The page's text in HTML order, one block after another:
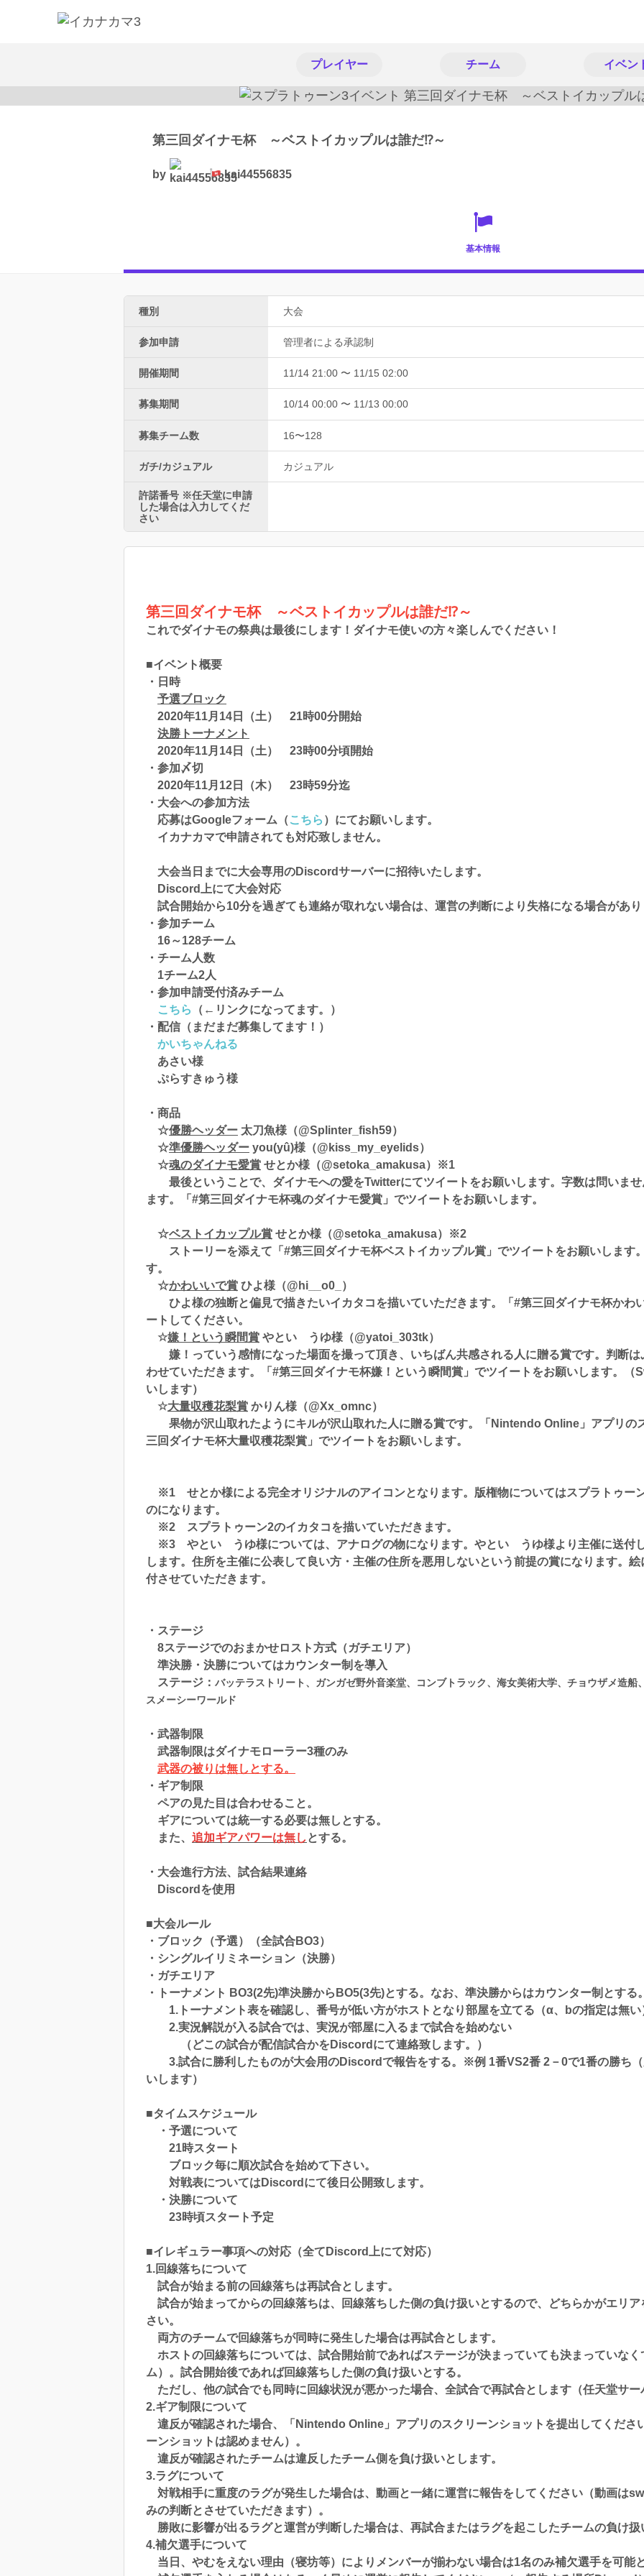
プレイヤー チーム イベン
第三回ダイナモ杯 ～ベストイカップルは誰だ⁉～
by kai44556835
基本情報
種別 大会
参加申請 管理者による承認制
開催期間 11/14 21:00 〜 11/15 02:00
募集期間 10/14 00:00 〜 11/13 00:00
募集チーム数 16〜128
ガチ/カジュアル カジュアル
許諾番号 ※任天堂に申請
した場合は入力してくだ
さい
第三回ダイナモ杯 ～ベストイカップルは誰だ⁉～
これでダイナモの祭典は最後にします！ダイナモ使いの方々楽しんでください！
■イベント概要
・日時
予選ブロック
2020年11月14日（土） 21時00分開始
決勝トーナメント
2020年11月14日（土） 23時00分頃開始
・参加〆切
2020年11月12日（木） 23時59分迄
・大会への参加方法
応募はGoogleフォーム（こちら ）にてお願いします。
イカナカマで申請されても対応致しません。
大会当日までに大会専用のDiscordサーバーに招待いたします。
Discord上にて大会対応
試合開始から10分を過ぎても連絡が取れない場合は、運営の判断により失格になる場合があ
・参加チーム
16～128チーム
・チーム人数
1チーム2人
・参加申請受付済みチーム
こちら
（←リンクになってます。）
・配信（まだまだ募集してます！）
かいちゃんねる
あさい様
ぷらすきゅう様
・商品
☆優勝ヘッダー 太刀魚様（@Splinter_fish59）
☆準優勝ヘッダー you(yû)様（@kiss_my_eyelids）
☆魂のダイナモ愛賞 せとか様（@setoka_amakusa）※1
最後ということで、ダイナモへの愛をTwitterにてツイートをお願いします。字数は問いませ
ます。「#第三回ダイナモ杯魂のダイナモ愛賞」でツイートをお願いします。
☆ベストイカップル賞 せとか様（@setoka_amakusa）※2
ストーリーを添えて「#第三回ダイナモ杯ベストイカップル賞」でツイートをお願いします
す。
☆かわいいで賞 ひよ様（@hi__o0_）
ひよ様の独断と偏見で描きたいイカタコを描いていただきます。「#第三回ダイナモ杯かわ
ートしてください。
☆嫌！という瞬間賞 やとい うゆ様（@yatoi_303tk）
嫌！っていう感情になった場面を撮って頂き、いちばん共感される人に贈る賞です。判断は
わせていただきます。「#第三回ダイナモ杯嫌！という瞬間賞」でツイートをお願いします。（
いします）
☆大量収穫花梨賞 かりん様（@Xx_omnc）
果物が沢山取れたようにキルが沢山取れた人に贈る賞​​​​​​​です。「Nintendo Online」アプリの
三回ダイナモ杯大量収穫花梨賞」でツイートをお願いします。
※1 せとか様による完全オリジナルのアイコンとなります。版権物についてはスプラトゥー
のになります。
※2 スプラトゥーン2のイカタコを描いていただきます。
※3 やとい うゆ様については、アナログの物になります。やとい うゆ様より主催に送付し
します。住所を主催に公表して良い方・主催の住所を悪用しないという前提の賞になります。
付させていただきます。
・ステージ
8ステージでのおまかせロスト方式（ガチエリア）
準決勝・決勝についてはカウンター制を導入
ステージ： バッテラストリート、ガンガゼ野外音楽堂、コンブトラック、海女美術大学、チョウザメ造船
スメーシーワールド
・武器制限
武器制限はダイナモローラー3種のみ
武器の被りは無しとする。
・ギア制限
ペアの見た目は合わせること。
ギアについては統一する必要は無しとする。
また、 追加ギアパワーは無し とする。
・大会進行方法、試合結果連絡
Discordを使用
■大会ルール
・ブロック（予選）（全試合BO3）
・シングルイリミネーション（決勝）
・ガチエリア
・トーナメント BO3(2先)準決勝からBO5(3先)とする。なお、準決勝からはカウンター制とする
1.トーナメント表を確認し、番号が低い方がホストとなり部屋を立てる（α、bの指定は無い
2.実況解説が入る試合では、実況が部屋に入るまで試合を始めない
（どこの試合が配信試合かをDiscordにて連絡致します。）
3.試合に勝利したものが大会用のDiscordで報告をする。※例 1番VS2番 2－0で1番の勝ち（
いします）
■タイムスケジュール
・予選について
21時スタート
ブロック毎に順次試合を始めて下さい。
対戦表についてはDiscordにて後日公開致します。
・決勝について
23時頃スタート予定
■イレギュラー事項への対応（全てDiscord上にて対応）
1.回線落ちについて
試合が始まる前の回線落ちは再試合とします。
試合が始まってからの回線落ちは、回線落ちした側の負け扱いとするので、どちらかがエリ
さい。
両方のチームで回線落ちが同時に発生した場合は再試合とします。
ホストの回線落ちについては、試合開始前であればステージが決まっていても決まっていな
ム）。試合開始後であれば回線落ちした側の負け扱いとする。
ただし、他の試合でも同時に回線状況が悪かった場合、全試合で再試合とします（任天堂サ
2.ギア制限について
違反が確認された場合、「Nintendo Online」アプリのスクリーンショットを提出してくださ
ーンショットは認めません）。
違反が確認されたチームは違反したチーム側を負け扱いとします。
3.ラグについて
対戦相手に重度のラグが発生した場合は、動画と一緒に運営に報告をしてください（動画は
みの判断とさせていただきます）。
勝敗に影響が出るラグと運営が判断した場合は、再試合またはラグを起こしたチームの負け
4.補欠選手について
当日、やむをえない理由（寝坊等）によりメンバーが揃わない場合は1名のみ補欠選手を可能